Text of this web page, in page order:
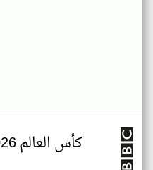
كأس العالم 2026